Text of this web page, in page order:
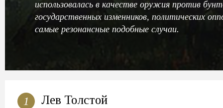
использовалась в качестве оружия против
государственных изменников, политических
самые резонансные подобные случаи.
1 Лев Толстой